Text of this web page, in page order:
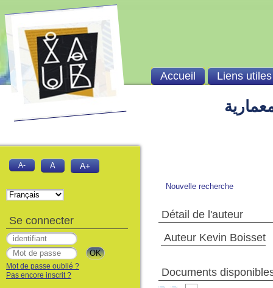
Nouvelle recherche
Détail de l'auteur
Auteur Kevin Boisset
Documents
Accueil Liens utiles
A- A A+
Se connecter
Mot de passe oublié ?
Pas encore inscrit ?